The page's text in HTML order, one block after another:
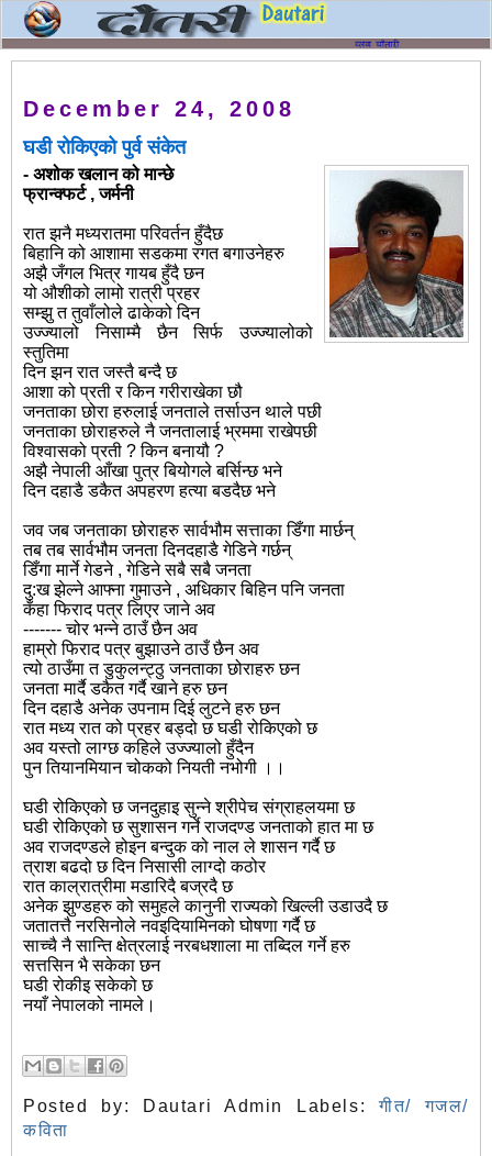
December 24, 2008
घडी रोकिएको पुर्व संकेत
- अशोक खलान को मान्छे
फ्रान्क्फर्ट , जर्मनी
रात झनै मध्यरातमा परिवर्तन हुँदैछ
बिहानि को आशामा सडकमा रगत बगाउनेहरु
अझै जँगल भित्र गायब हुँदै छन
यो औशीको लामो रात्री प्रहर
सम्झु त तुवाँलोले ढाकेको दिन
उज्ज्यालो निसाम्मै छैन सिर्फ उज्ज्यालोको
स्तुतिमा
दिन झन रात जस्तै बन्दै छ
आशा को प्रती र किन गरीराखेका छौ
जनताका छोरा हरुलाई जनताले तर्साउन थाले पछी
जनताका छोराहरुले नै जनतालाई भ्रममा राखेपछी
विश्वासको प्रती ? किन बनायौ ?
अझै नेपाली आँखा पुत्र बियोगले बर्सिन्छ भने
दिन दहाडै डकैत अपहरण हत्या बडदैछ भने
जव जब जनताका छोराहरु सार्वभौम सत्ताका डिँगा मार्छन्
तब तब सार्वभौम जनता दिनदहाडै गेडिने गर्छन्
डिँगा मार्ने गेडने , गेडिने सबै सबै जनता
दु:ख झेल्ने आफ्ना गुमाउने , अधिकार बिहिन पनि जनता
कँहा फिराद पत्र लिएर जाने अव
------- चोर भन्ने ठाउँ छैन अव
हाम्रो फिराद पत्र बुझाउने ठाउँ छैन अव
त्यो ठाउँमा त डुकुलन्ट्ठु जनताका छोराहरु छन
जनता मार्दै डकैत गर्दै खाने हरु छन
दिन दहाडै अनेक उपनाम दिई लुटने हरु छन
रात मध्य रात को प्रहर बड्दो छ घडी रोकिएको छ
अव यस्तो लाग्छ कहिले उज्ज्यालो हुँदैन
पुन तियानमियान चोकको नियती नभोगी ।।
घडी रोकिएको छ जनदुहाइ सुन्ने श्रीपेच संग्राहलयमा छ
घडी रोकिएको छ सुशासन गर्ने राजदण्ड जनताको हात मा छ
अव राजदण्डले होइन बन्दुक को नाल ले शासन गर्दै छ
त्राश बढदो छ दिन निसासी लाग्दो कठोर
रात काल्रात्रीमा मडारिदै बज्रदै छ
अनेक झुण्डहरु को समुहले कानुनी राज्यको खिल्ली उडाउदै छ
जतातत्तै नरसिनोले नवइदियामिनको घोषणा गर्दै छ
साच्चै नै सान्ति क्षेत्रलाई नरबधशाला मा तब्दिल गर्ने हरु
सत्तसिन भै सकेका छन
घडी रोकीइ सकेको छ
नयाँ नेपालको नामले।
Posted by: Dautari Admin Labels:गीत/ गजल/
कविता